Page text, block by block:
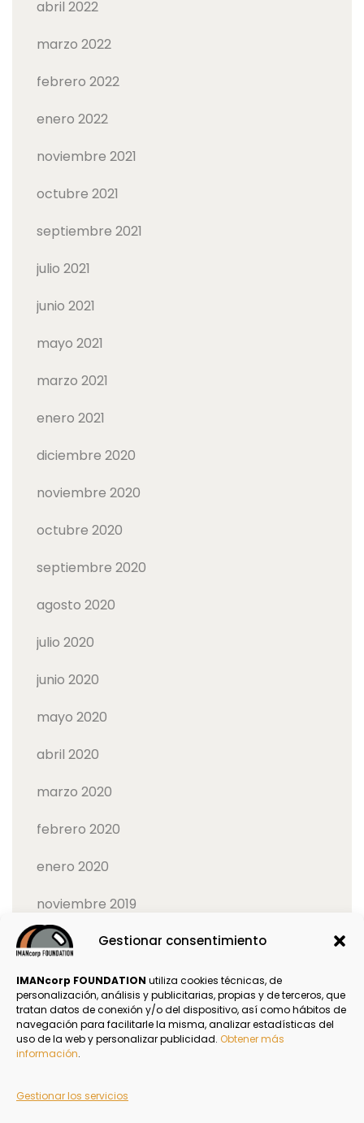
Gestionar consentimiento
IMANcorp FOUNDATION utiliza cookies técnicas, de
personalización, análisis y publicitarias, propias y de terceros, que
tratan datos de conexión y/o del dispositivo, así como hábitos de
navegación para facilitarle la misma, analizar estadísticas del
uso de la web y personalizar publicidad. Obtener más
información.
Gestionar los servicios
abril 2022
marzo 2022
febrero 2022
enero 2022
noviembre 2021
octubre 2021
septiembre 2021
julio 2021
junio 2021
mayo 2021
marzo 2021
enero 2021
diciembre 2020
noviembre 2020
octubre 2020
septiembre 2020
agosto 2020
julio 2020
junio 2020
mayo 2020
abril 2020
marzo 2020
febrero 2020
enero 2020
noviembre 2019
octubre 2019
Política de Privacidad